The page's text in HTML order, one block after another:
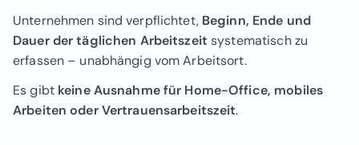
Unternehmen sind verpflichtet, Beginn, Ende und
Dauer der täglichen Arbeitszeit systematisch zu
erfassen – unabhängig vom Arbeitsort.
Es gibt keine Ausnahme für Home-Office, mobiles
Arbeiten oder Vertrauensarbeitszeit.